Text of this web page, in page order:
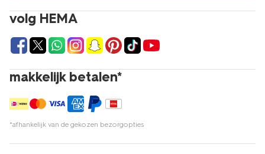
volg HEMA
makkelijk betalen*
*afhankelijk van de gekozen bezorgopties